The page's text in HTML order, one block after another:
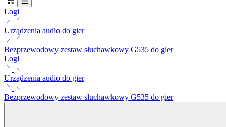
Logi
Urządzenia audio do gier
Bezprzewodowy zestaw słuchawkowy G535 do gier
Logi
Urządzenia audio do gier
Bezprzewodowy zestaw słuchawkowy G535 do gier